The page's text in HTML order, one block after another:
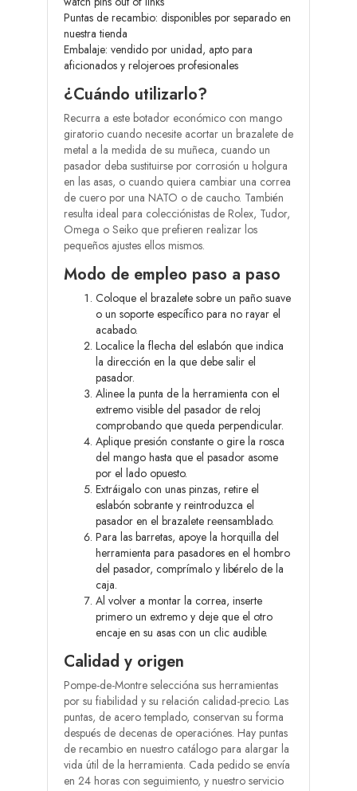
Puntas de recambio: disponibles por separado en
nuestra tienda
Embalaje: vendido por unidad, apto para
aficionados y relojeroes profesionales
¿Cuándo utilizarlo?
Recurra a este botador económico con mango
giratorio cuando necesite acortar un brazalete de
metal a la medida de su muñeca, cuando un
pasador deba sustituirse por corrosión u holgura
en las asas, o cuando quiera cambiar una correa
de cuero por una NATO o de caucho. También
resulta ideal para colecciónistas de Rolex, Tudor,
Omega o Seiko que prefieren realizar los
pequeños ajustes ellos mismos.
Modo de empleo paso a paso
Coloque el brazalete sobre un paño suave
o un soporte específico para no rayar el
acabado.
Localice la flecha del eslabón que indica
la dirección en la que debe salir el
pasador.
Alinee la punta de la herramienta con el
extremo visible del pasador de reloj
comprobando que queda perpendicular.
Aplique presión constante o gire la rosca
del mango hasta que el pasador asome
por el lado opuesto.
Extráigalo con unas pinzas, retire el
eslabón sobrante y reintroduzca el
pasador en el brazalete reensamblado.
Para las barretas, apoye la horquilla del
herramienta para pasadores en el hombro
del pasador, comprímalo y libérelo de la
caja.
Al volver a montar la correa, inserte
primero un extremo y deje que el otro
encaje en su asas con un clic audible.
Calidad y origen
Pompe-de-Montre seleccióna sus herramientas
por su fiabilidad y su relación calidad-precio. Las
puntas, de acero templado, conservan su forma
después de decenas de operaciónes. Hay puntas
de recambio en nuestro catálogo para alargar la
vida útil de la herramienta. Cada pedido se envía
en 24 horas con seguimiento, y nuestro servicio